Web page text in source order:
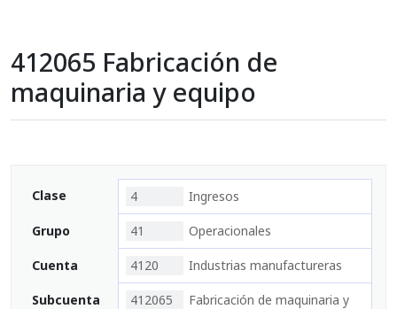
412065 Fabricación de
maquinaria y equipo
Clase 4 Ingresos
Grupo 41 Operacionales
Cuenta 4120 Industrias manufactureras
Subcuenta 412065
Fabricación de maquinaria y